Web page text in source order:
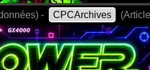
- CPCArchives